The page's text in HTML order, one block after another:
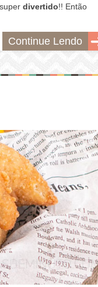
divertido!! Então
Continue Lendo